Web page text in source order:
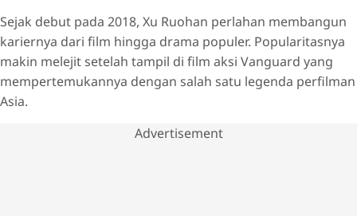
Sejak debut pada 2018, Xu Ruohan perlahan membangun
kariernya dari film hingga drama populer. Popularitasnya
makin melejit setelah tampil di film aksi Vanguard yang
mempertemukannya dengan salah satu legenda perfilman
Asia.
Advertisement